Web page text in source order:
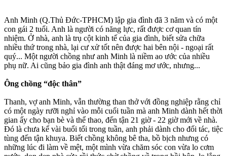
Anh Minh (Q.Thủ Đức-TPHCM) lập gia đình đã 3 năm và có một
con gái 2 tuổi. Anh là người có năng lực, rất được cơ quan tín
nhiệm. Ở nhà, anh là trụ cột kinh tế của gia đình, biết sửa chữa
nhiều thứ trong nhà, lại cư xử tốt nên được hai bên nội - ngoại rất
quý... Một người chồng như anh Minh là niềm ao ước của nhiều
phụ nữ. Ai cũng bảo gia đình anh thật đáng mơ ước, nhưng...
Ông chồng “độc thân”
Thanh, vợ anh Minh, vẫn thường than thở với đồng nghiệp rằng chỉ
có một ngày rưỡi nghỉ vào mỗi cuối tuần mà anh Minh dành hết thời
gian ấy cho bạn bè và thể thao, đến tận 21 giờ - 22 giờ mới về nhà.
Đó là chưa kể vài buổi tối trong tuần, anh phải dành cho đối tác, tiệc
tùng đến tận khuya. Biết chồng không bê tha, bồ bịch nhưng có
những lúc đi làm về mệt, một mình vừa chăm sóc con vừa lo cơm